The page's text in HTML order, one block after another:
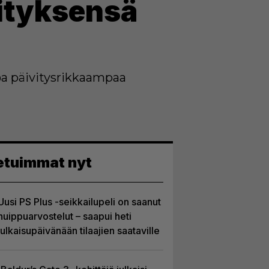
päivitysrikkaampaa
nyt
PS Plus -seikkailupeli on saanut
– saapui heti
tilaajien saataville